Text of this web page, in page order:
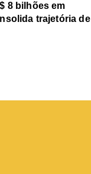
8 bilhões em
trajetória de